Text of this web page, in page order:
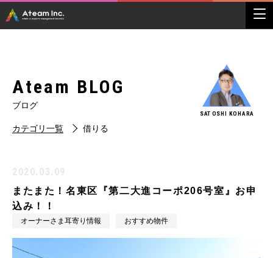
Ateam BLOG
ブログ
カテゴリ一覧 借りる
またまた！名東区『第二大進コーポ206号室』お申
込み！！
SATOSHI KOHARA
オーナーさま耳寄り情報 おすすめ物件